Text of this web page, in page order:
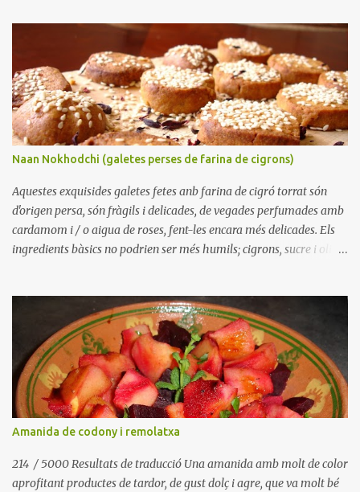
Sempre és benvingut tenir alguna cosa dolça per apaivagar un
antull, o acompanyant un cafè per esmorzar o berenar. La meva
parella em va dir que trobava a faltar els melindros que preparava
la seva mare ja que tenien la particularitat que els plàtans estaven
tallats en trossets, i no aixafats i fets puré. Aquesta tècnica té la
particularitat que el pastís queda més sucós i fa més difícil que es
ressequi durant l'enfornat. Indubtablement es poden variar les
espècies a l'gust, o llevar-les, utilitzar llimona ratllada, vainilla,
taronja i canyella i un llarg etcètera Ingredien...
Naan Nokhodchi (galetes perses de farina de cigrons)
Aquestes exquisides galetes fetes anb farina de cigró torrat són
d'origen persa, són fràgils i delicades, de vegades perfumades amb
cardamom i / o aigua de roses, fent-les encara més delicades. Els
ingredients bàsics no podrien ser més humils; cigrons, sucre i oli,
mig orient, però imagino que altres sabors o espècies podrien anar
igual de bé; pela de taronja ratllada i / o aigua de flor de taronger,
vainilla, llimona, potser llavors d'anís, etc., IIngredients 125 g de
sucre glas 150 g d'oli suau (gira-sol, cacauet, etc.) 1 cullerada
d'aigua de roses Llavors de 4 beines de cardamom verd, en pols.
250 g de farina de cigrons torrats llavors de sèsam Preparació
Barrejar el sucre i l'oli, barrejar molt bé fins que estigui molt suau.
Una batedora de mà pot ajudar-nos a accelerar el procés. Afegir
l'aigua de roses, cardamom i la far...
Amanida de codony i remolatxa
214 / 5000 Resultats de traducció Una amanida amb molt de color
aprofitant productes de tardor, de gust dolç i agre, que va molt bé